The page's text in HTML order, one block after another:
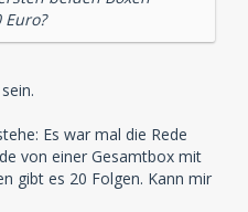
Es war mal die Rede
von einer Gesamtbox mit
gibt es 20 Folgen. Kann mir